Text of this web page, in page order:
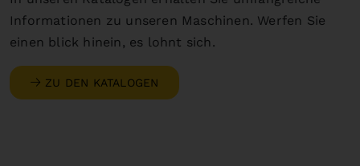
Informationen zu unseren Maschinen. Werfen Sie
einen blick hinein, es lohnt sich.
ZU DEN KATALOGEN